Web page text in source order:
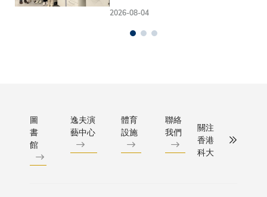
2026-08-04
圖
書
館
逸夫演
藝中心
體育
設施
聯絡
我們
關注
香港
科大